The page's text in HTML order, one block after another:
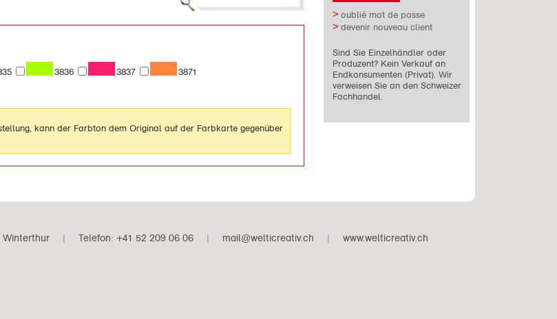
oublié mot de passe
devenir nouveau client
Sind Sie Einzelhändler oder
Produzent? Kein Verkauf an
Endkonsumenten (Privat). Wir
verweisen Sie an den Schweizer
Fachhandel.
3836 3837 3871
kann der Farbton dem Original auf der Farbkarte gegenüber
Winterthur | Telefon: +41 52 209 06 06 | mail@welticreativ.ch | www.welticreativ.ch